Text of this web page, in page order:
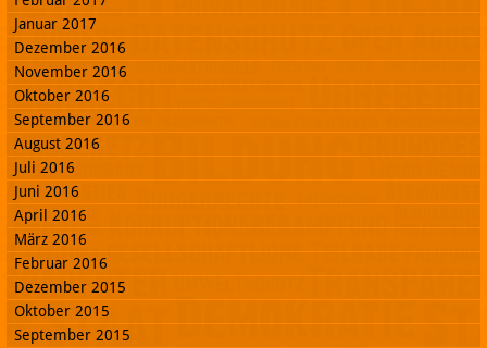
Januar 2017
Dezember 2016
November 2016
Oktober 2016
September 2016
August 2016
Juli 2016
Juni 2016
April 2016
März 2016
Februar 2016
Dezember 2015
Oktober 2015
September 2015